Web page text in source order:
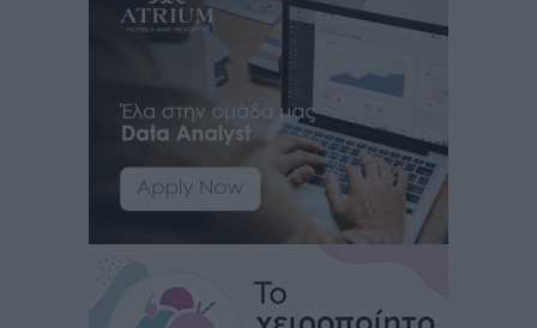
Ρίζου στις Ακαδημίες
Εθνική Ανδρών: Ραντεβού στο Telekom Center Athens
πριν 3 ώρες
ΕΠΟ: Απέσυρε τη στήριξή της στην υποψηφιότητα
Αθλητικά
Φοίβος Κω: Το «ευχαριστώ» για το 9ο Kos 3X3